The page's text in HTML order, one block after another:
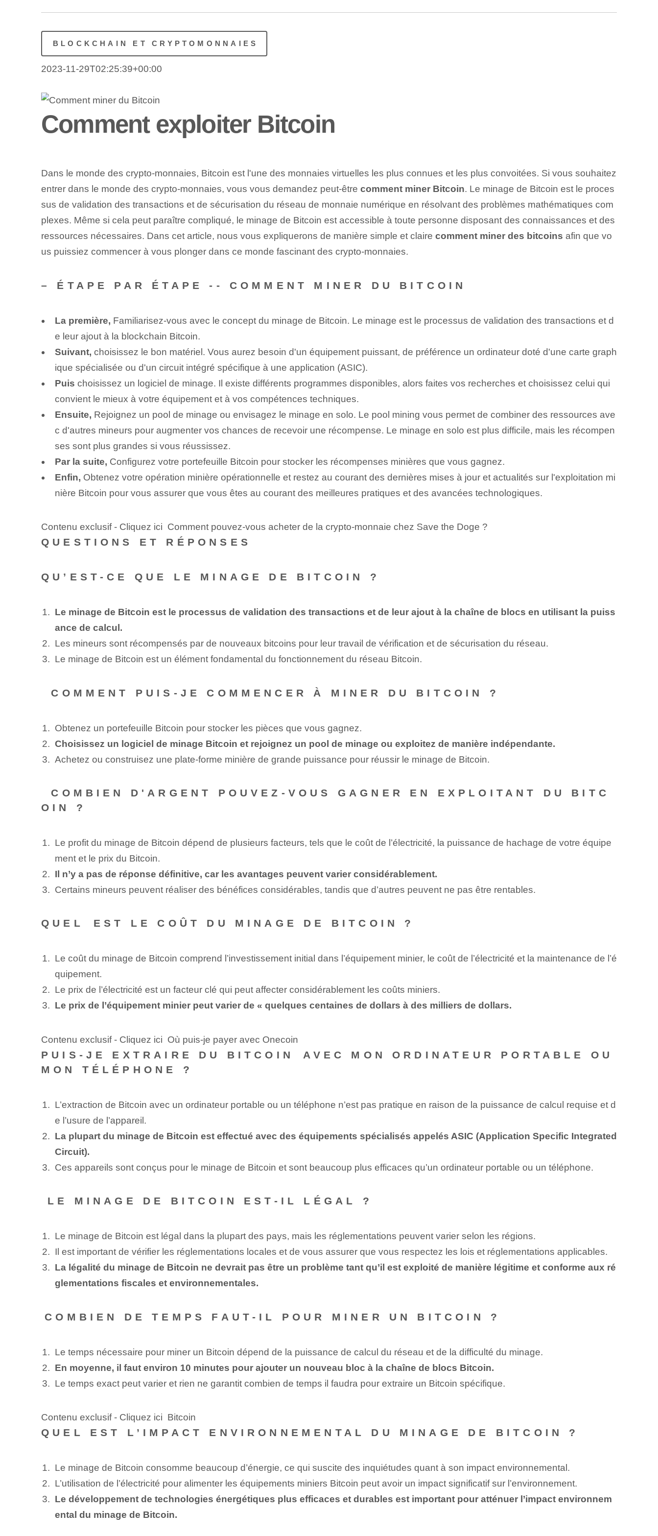
BLOCKCHAIN ET CRYPTOMONNAIES
2023-11-29T02:25:39+00:00
Comment exploiter Bitcoin
⁢Dans le monde des crypto-monnaies, Bitcoin est l'une des ⁢monnaies virtuelles les plus connues et les plus convoitées.⁤ Si vous souhaitez
entrer dans le monde des crypto-monnaies, vous vous demandez peut-être comment miner ⁢Bitcoin. Le minage de Bitcoin est le proces
sus de validation des transactions et de sécurisation du réseau de monnaie numérique en résolvant des problèmes mathématiques com
plexes. Même si cela peut paraître compliqué, le minage de Bitcoin est accessible à toute personne disposant des connaissances et des
ressources nécessaires. Dans cet article, nous vous expliquerons de manière simple et claire comment miner des bitcoins afin que vo
us puissiez commencer à vous plonger dans ce monde fascinant des crypto-monnaies.
– ÉTAPE PAR ÉTAPE ‌-- COMMENT MINER DU BITCOIN
La première, Familiarisez-vous avec le concept du minage de Bitcoin. ‌Le minage ​est le processus de validation des transactions et d
e leur ajout à la blockchain Bitcoin.
Suivant, choisissez le bon matériel. Vous aurez besoin d'un équipement puissant, de préférence un ordinateur doté d'une carte graph
ique spécialisée ou d'un circuit intégré spécifique à une application (ASIC).
Puis choisissez un logiciel de minage. Il existe différents programmes disponibles, alors faites vos recherches et choisissez⁣ celui qui
convient le mieux à votre équipement et à vos compétences techniques.
Ensuite, Rejoignez un pool de minage ou envisagez le minage en solo. Le pool mining vous permet de combiner des ressources ave
c d'autres mineurs pour augmenter vos chances de recevoir une récompense. Le minage en solo est plus difficile, mais les récompen
ses sont plus grandes si vous réussissez.
Par la suite, Configurez votre portefeuille Bitcoin pour stocker les récompenses minières que vous gagnez.
Enfin, Obtenez votre opération minière opérationnelle et restez au courant des dernières mises à jour et actualités sur l'exploitation mi
nière Bitcoin pour vous assurer que vous êtes au courant des meilleures pratiques et des avancées technologiques.
Contenu exclusif - Cliquez ici Comment pouvez-vous acheter de la crypto-monnaie chez Save the Doge ?
QUESTIONS ET RÉPONSES
QU’EST-CE QUE LE MINAGE DE BITCOIN ?
Le minage de Bitcoin est le processus de validation des transactions et de leur ajout à la chaîne de blocs en utilisant la puiss
ance de calcul.
Les mineurs sont récompensés par de nouveaux bitcoins pour leur travail de vérification et de sécurisation du réseau.
Le minage de Bitcoin est un élément fondamental du fonctionnement du réseau Bitcoin.
⁤ COMMENT PUIS-JE COMMENCER À MINER DU BITCOIN ?
Obtenez un portefeuille Bitcoin pour stocker les pièces que vous gagnez.
Choisissez un logiciel de minage Bitcoin et rejoignez un pool de minage ou exploitez de manière indépendante.
Achetez ou⁣ construisez une plate-forme minière de grande puissance pour⁢ réussir⁤ le minage de Bitcoin.
⁤ COMBIEN D'ARGENT POUVEZ-VOUS GAGNER EN EXPLOITANT DU BITC
OIN ?
Le profit du minage de Bitcoin dépend de plusieurs facteurs, tels que le coût de l’électricité, la puissance de hachage de votre équipe
ment et le prix du Bitcoin.
Il n’y a pas de réponse définitive, car les avantages peuvent varier considérablement.
Certains mineurs peuvent‌ réaliser des bénéfices considérables, tandis que⁢ d’autres peuvent ne pas être rentables.
‌QUEL⁤ EST LE COÛT DU MINAGE DE BITCOIN ?
Le coût du minage de Bitcoin comprend l’investissement initial dans l’équipement minier, le coût de l’électricité et la maintenance de l’é
quipement.
Le prix de l’électricité est un facteur clé qui peut affecter considérablement les coûts miniers.
Le ⁣prix de l’équipement minier⁢ peut varier de « quelques⁤ centaines de dollars à des milliers de dollars.
Contenu exclusif - Cliquez ici Où puis-je payer avec Onecoin
‌PUIS-JE EXTRAIRE DU BITCOIN⁢ AVEC MON ORDINATEUR PORTABLE ‌OU‌
MON TÉLÉPHONE ?
L’extraction de Bitcoin avec un ordinateur portable ou un téléphone n’est pas pratique en raison de la puissance de calcul requise et d
e l’usure de l’appareil.
La plupart du minage de Bitcoin est effectué avec des équipements spécialisés appelés ASIC (Application Specific Integrated
Circuit).
Ces appareils sont conçus pour le minage de Bitcoin et sont beaucoup plus efficaces qu’un ordinateur portable ou un téléphone.
‍ LE MINAGE DE BITCOIN EST-IL LÉGAL ?
Le minage de Bitcoin est légal dans la plupart des pays, mais les réglementations peuvent varier selon les régions.
Il est important de vérifier les réglementations locales et de vous assurer que vous respectez les lois et réglementations applicables.
La légalité du minage de Bitcoin ne devrait pas être un problème tant qu’il est exploité de manière légitime et conforme aux ré
glementations fiscales et environnementales.
⁣COMBIEN DE TEMPS FAUT-IL POUR MINER UN BITCOIN ?
Le temps nécessaire pour miner un Bitcoin dépend de la puissance de calcul du réseau et de la difficulté du minage.
En moyenne, il faut environ 10 minutes pour ajouter un nouveau bloc à la chaîne de blocs Bitcoin.
Le temps exact peut varier et rien ne garantit combien de temps il faudra pour extraire un Bitcoin spécifique.
Contenu exclusif - Cliquez ici Bitcoin
QUEL EST L’IMPACT ENVIRONNEMENTAL DU MINAGE DE BITCOIN ?
Le minage de Bitcoin consomme beaucoup d’énergie, ce qui suscite des inquiétudes quant à son impact environnemental.
L’utilisation de l’électricité pour alimenter les équipements miniers Bitcoin peut avoir un impact significatif sur l’environnement.
Le développement de technologies énergétiques plus efficaces et durables est important pour atténuer l’impact environnem
ental du minage de Bitcoin.